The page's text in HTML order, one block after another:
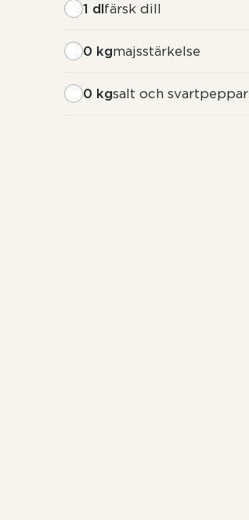
1 dlfärsk dill
0 kgmajsstärkelse
0 kgsalt och svartpeppar